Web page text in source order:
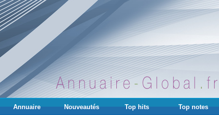
Annuaire Nouveautés Top hits Top notes